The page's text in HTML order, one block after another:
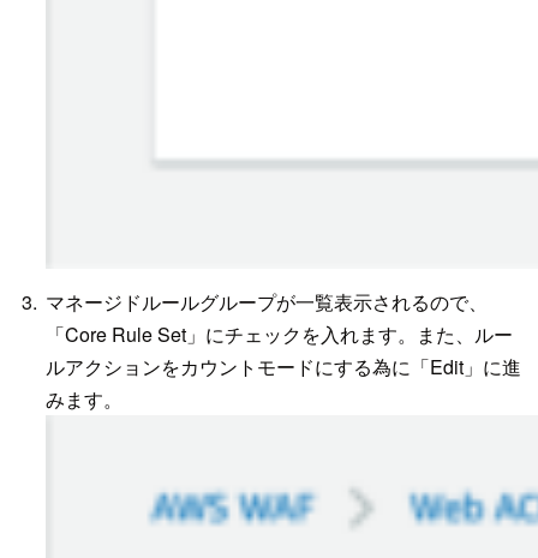
マネージドルールグループが一覧表示されるので、
「Core Rule Set」にチェックを入れます。また、ルー
ルアクションをカウントモードにする為に「Edit」に進
みます。